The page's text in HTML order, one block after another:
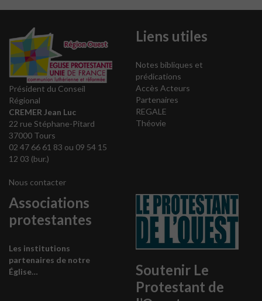
Président du Conseil
Régional
CREMER Jean Luc
22 rue Stéphane-Pitard
37000 Tours
02 47 66 61 83 ou 09 54 15
12 03 (bur.)
Nous contacter
Liens utiles
Notes bibliques et
prédications
Accès Acteurs
Partenaires
REGALE
Théovie
Associations
protestantes
Les institutions
partenaires de notre
Église…
Soutenir Le
Protestant de